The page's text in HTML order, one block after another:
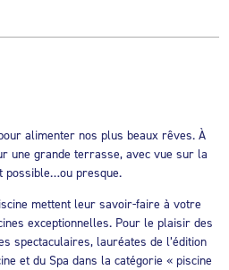
alimenter nos plus beaux rêves. À
une grande terrasse, avec vue sur la
possible…ou presque.
mettent leur savoir-faire à votre
exceptionnelles. Pour le plaisir des
spectaculaires, lauréates de l’édition
et du Spa dans la catégorie « piscine